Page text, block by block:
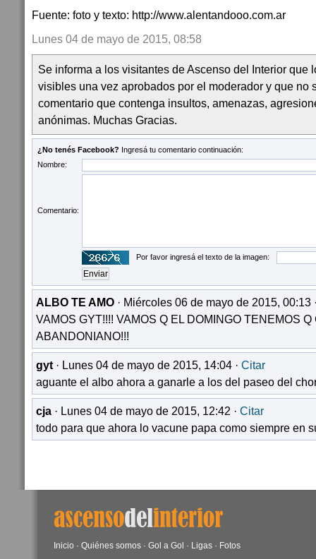
Fuente: foto y texto: http://www.alentandooo.com.ar
Lunes 04 de mayo de 2015, 08:58
Se informa a los visitantes de Ascenso del Interior que
visibles una vez aprobados por el moderador y que no
comentario que contenga insultos, amenazas,
anónimas. Muchas Gracias.
¿No tenés Facebook? Ingresá tu comentario continuación:
Nombre:
Comentario:
Por favor ingresá el texto de la imagen:
ALBO TE AMO · Miércoles 06 de mayo de 2015, 00:13
VAMOS GYT!!!! VAMOS Q EL DOMINGO TENEMOS
ABANDONIANO!!!
gyt · Lunes 04 de mayo de 2015, 14:04 · Citar
aguante el albo ahora a ganarle a los del paseo del
cja · Lunes 04 de mayo de 2015, 12:42 · Citar
todo para que ahora lo vacune papa como siempre en
Inicio · Quiénes somos · Gol a Gol · Ligas · Fotos